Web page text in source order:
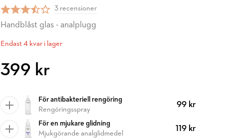
3 recensioner
Handblåst glas - analplugg
Endast 4 kvar i lager
399 kr
För antibakteriell rengöring
Rengöringsspray
99 kr
För en mjukare glidning
Mjukgörande analglidmedel
119 kr